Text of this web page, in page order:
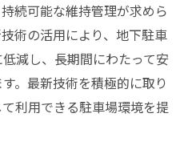
続可能な維持管理が求めら
術の活用により、地下駐車
減し、長期間にわたって安
。最新技術を積極的に取り
利用できる駐車場環境を提